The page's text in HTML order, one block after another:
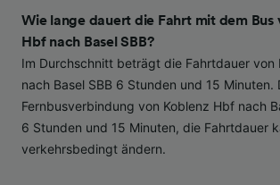
Wie lange dauert die Fahrt mit dem Bus
Hbf nach Basel SBB?
Im Durchschnitt beträgt die Fahrtdauer von
nach Basel SBB 6 Stunden und 15 Minuten.
Fernbusverbindung von Koblenz Hbf nach
6 Stunden und 15 Minuten, die Fahrtdauer
verkehrsbedingt ändern.
Folgendes bereitzustellen:
Verwendung genauer
Endgeräteeigenschaften zur
aktiv abfragen. Speichern von
Informationen auf einem Endgerät.
Personalisierte Werbung und
von Werbeleistung und der
Inhalten, Zielgruppenforschung
Entwicklung und Verbesserung von